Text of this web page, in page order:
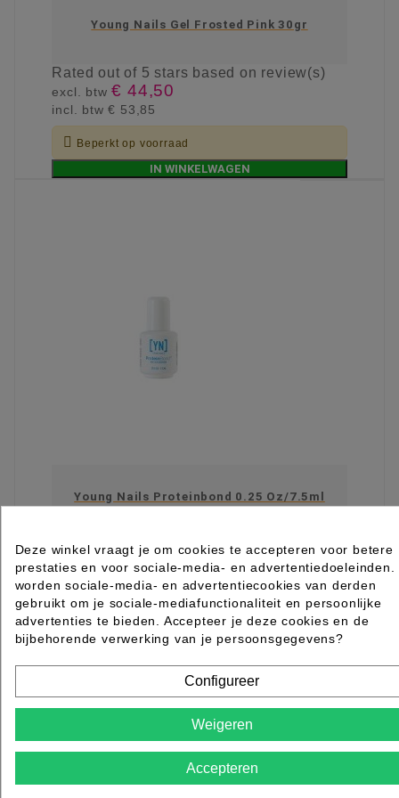
Young Nails Gel Frosted Pink 30gr
Ratedout of 5 stars based on review(s)
excl. btw€ 44,50
incl. btw€ 53,85
 Beperkt op voorraad
IN WINKELWAGEN
Young Nails Proteinbond 0.25 Oz/7.5ml
Ratedout of 5 stars based onreview(s)
excl. btw€ 16,25
incl. btw € 19,66
 Op voorraad direct leverbaar
IN WINKELWAGEN
Deze winkel vraagt je om cookies te accepteren voor betere
prestaties en voor sociale-media- en advertentiedoeleinden.
worden sociale-media- en advertentiecookies van derden
gebruikt om je sociale-mediafunctionaliteit en persoonlijke
advertenties te bieden. Accepteer je deze cookies en de
bijbehorende verwerking van je persoonsgegevens?
Configureer
Weigeren
Accepteren